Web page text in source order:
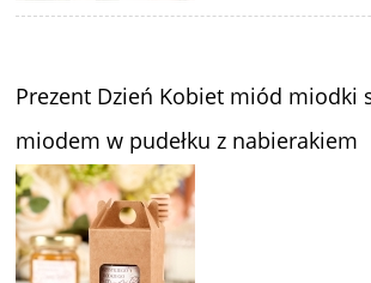
Prezent Dzień Kobiet miód miodki
miodem w pudełku z nabierakiem